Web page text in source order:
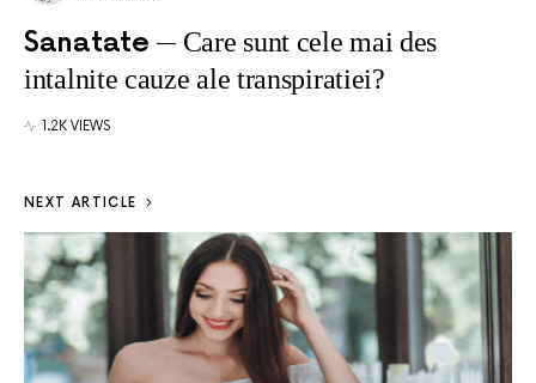
Sanatate
Care sunt cele mai des
intalnite cauze ale transpiratiei?
1.2K VIEWS
NEXT ARTICLE